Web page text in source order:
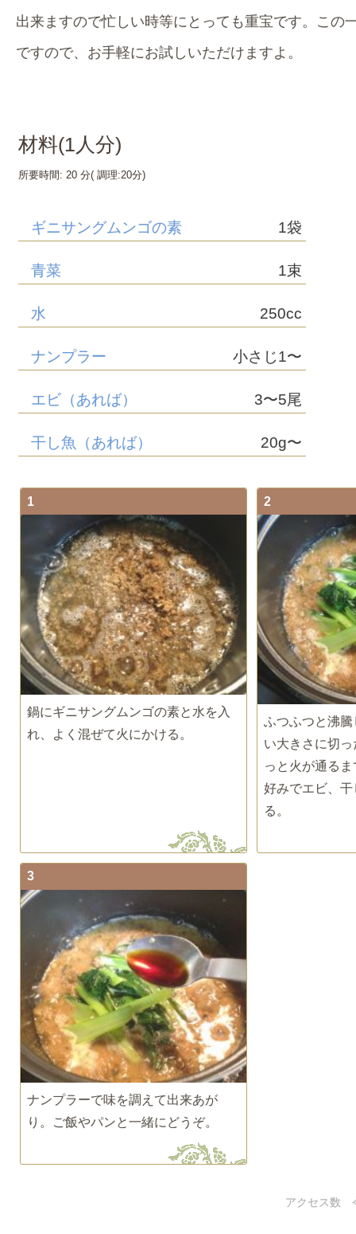
出来ますので忙しい時等にとっても重宝です。この
ですので、お手軽にお試しいただけますよ。
材料(1 人分)
所要時間: 20 分( 調理:20分)
ギニサングムンゴの素 1袋
青菜 1束
水 250cc
ナンプラー 小さじ1〜
エビ（あれば） 3〜5尾
干し魚（あれば） 20g〜
1
鍋にギニサングムンゴの素と水を入
れ、よく混ぜて火にかける。
2
ふつふつと沸
い大きさに切
っと火が通る
好みでエビ、
る。
3
ナンプラーで味を調えて出来あが
り。ご飯やパンと一緒にどうぞ。
アクセス数